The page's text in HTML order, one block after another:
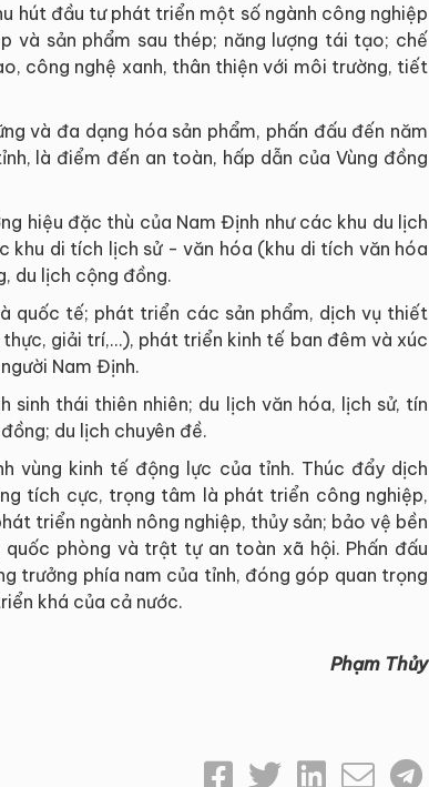
hút đầu tư phát triển một số ngành công nghiệp
và sản phẩm sau thép; năng lượng tái tạo; chế
công nghệ xanh, thân thiện với môi trường, tiết
và đa dạng hóa sản phẩm, phấn đấu đến năm
là điểm đến an toàn, hấp dẫn của Vùng đồng
hiệu đặc thù của Nam Định như các khu du lịch
khu di tích lịch sử - văn hóa (khu di tích văn hóa
du lịch cộng đồng.
quốc tế; phát triển các sản phẩm, dịch vụ thiết
giải trí,…), phát triển kinh tế ban đêm và xúc
Nam Định.
thái thiên nhiên; du lịch văn hóa, lịch sử, tín
du lịch chuyên đề.
vùng kinh tế động lực của tỉnh. Thúc đẩy dịch
tích cực, trọng tâm là phát triển công nghiệp,
triển ngành nông nghiệp, thủy sản; bảo vệ bền
phòng và trật tự an toàn xã hội. Phấn đấu
trưởng phía nam của tỉnh, đóng góp quan trọng
khá của cả nước.
Phạm Thủy